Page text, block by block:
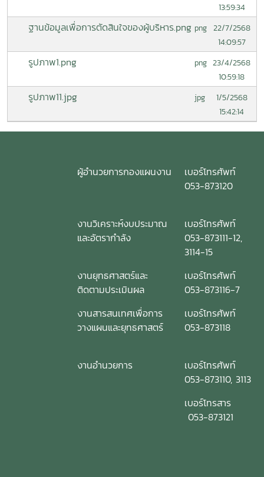
13:59:34
ฐานข้อมูลเพื่อการตัดสินใจของผู้บริหาร.png png 22/7/2568
14:09:57
รูปภาพ1.png png 23/4/2568
10:59:18
รูปภาพ11.jpg jpg
1/5/2568
15:42:14
ผู้อำนวยการกองแผนงาน
เบอร์โทรศัพท์
053-873120
งานวิเคราะห์งบประมาณ
และอัตรากำลัง
เบอร์โทรศัพท์
053-873111-12,
3114-15
งานยุทธศาสตร์และ
ติดตามประเมินผล
เบอร์โทรศัพท์
053-873116-7
งานสารสนเทศเพื่อการ
วางแผนและยุทธศาสตร์
เบอร์โทรศัพท์
053-873118
งานอำนวยการ
เบอร์โทรศัพท์
053-873110, 3113
เบอร์โทรสาร
053-873121